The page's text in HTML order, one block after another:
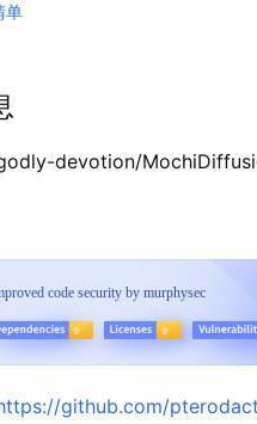
单
devotion/
github.com/